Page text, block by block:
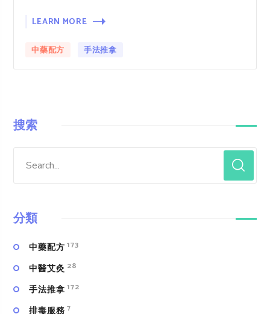
LEARN MORE
中藥配方 手法推拿
搜索
分類
中藥配方 173
中醫艾灸 28
手法推拿 172
7